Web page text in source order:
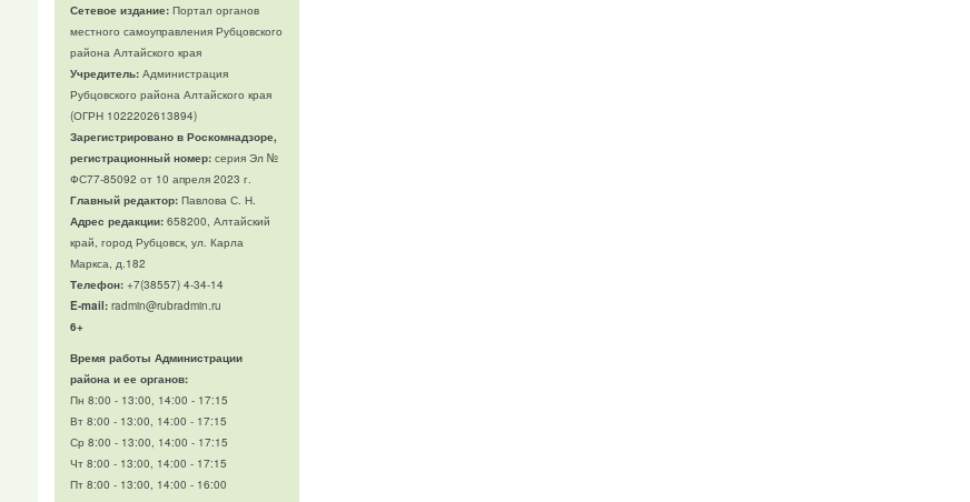
Сетевое издание:Портал органов
местного самоуправления Рубцовского
района Алтайского края
Учредитель:Администрация
Рубцовского района Алтайского края
(ОГРН 1022202613894)
Зарегистрировано в Роскомнадзоре,
регистрационный номер:серия Эл №
ФС77-85092 от 10 апреля 2023 г.
Главный редактор:Павлова С. Н.
Адрес редакции:658200, Алтайский
край, город Рубцовск, ул. Карла
Маркса, д.182
Телефон:+7(38557) 4-34-14
E-mail:radmin@rubradmin.ru
6+
Время работы Администрации
района и ее органов:
Пн 8:00 - 13:00, 14:00 - 17:15
Вт 8:00 - 13:00, 14:00 - 17:15
Ср 8:00 - 13:00, 14:00 - 17:15
Чт 8:00 - 13:00, 14:00 - 17:15
Пт 8:00 - 13:00, 14:00 - 16:00